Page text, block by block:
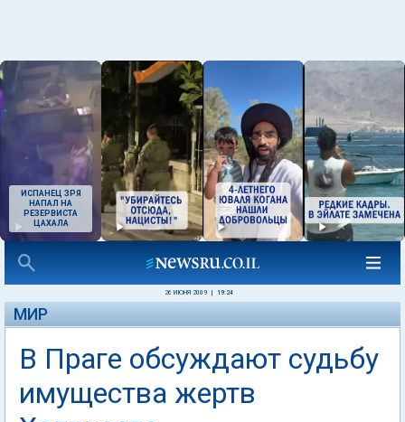
ИСПАНЕЦ ЗРЯ
НАПАЛ НА
РЕЗЕРВИСТА
ЦАХАЛА
26 ИЮНЯ 2009 19:24
МИР
В Праге обсуждают судьбу
имущества жертв